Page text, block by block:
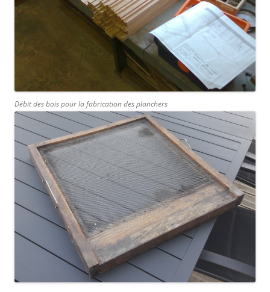
Débit des bois pour la fabrication des planchers